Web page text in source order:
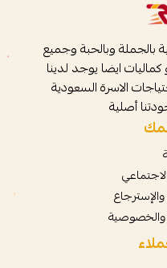
بالجملة وبالحبة وجميع
ايضا يوجد لدينا
الاسرة السعودية
أصلية
والخصوصية